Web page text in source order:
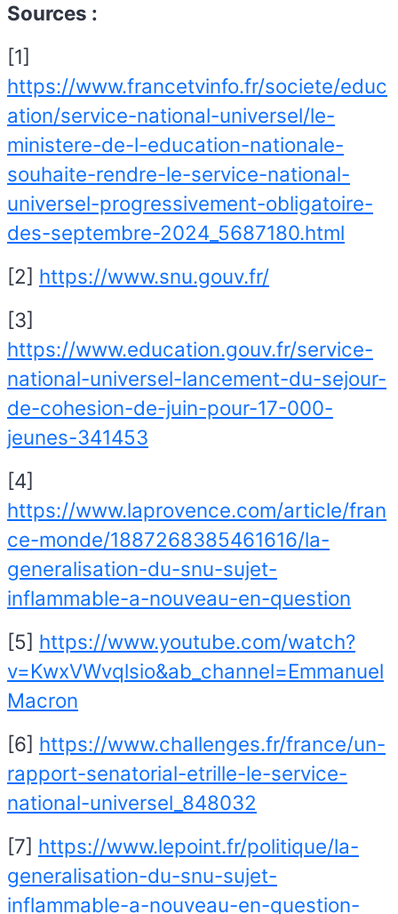
Sources :
[1]
https://www.francetvinfo.fr/societe/educ
ation/service-national-universel/le-
ministere-de-l-education-nationale-
souhaite-rendre-le-service-national-
universel-progressivement-obligatoire-
des-septembre-2024_5687180.html
[2] https://www.snu.gouv.fr/
[3]
https://www.education.gouv.fr/service-
national-universel-lancement-du-sejour-
de-cohesion-de-juin-pour-17-000-
jeunes-341453
[4]
https://www.laprovence.com/article/fran
ce-monde/1887268385461616/la-
generalisation-du-snu-sujet-
inflammable-a-nouveau-en-question
[5] https://www.youtube.com/watch?
v=KwxVWvqlsio&ab_channel=Emmanuel
Macron
[6] https://www.challenges.fr/france/un-
rapport-senatorial-etrille-le-service-
national-universel_848032
[7] https://www.lepoint.fr/politique/la-
generalisation-du-snu-sujet-
inflammable-a-nouveau-en-question-